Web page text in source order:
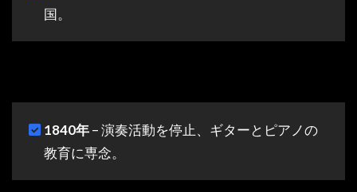
国。
1840年– 演奏活動を停止、ギターとピアノの
教育に専念。